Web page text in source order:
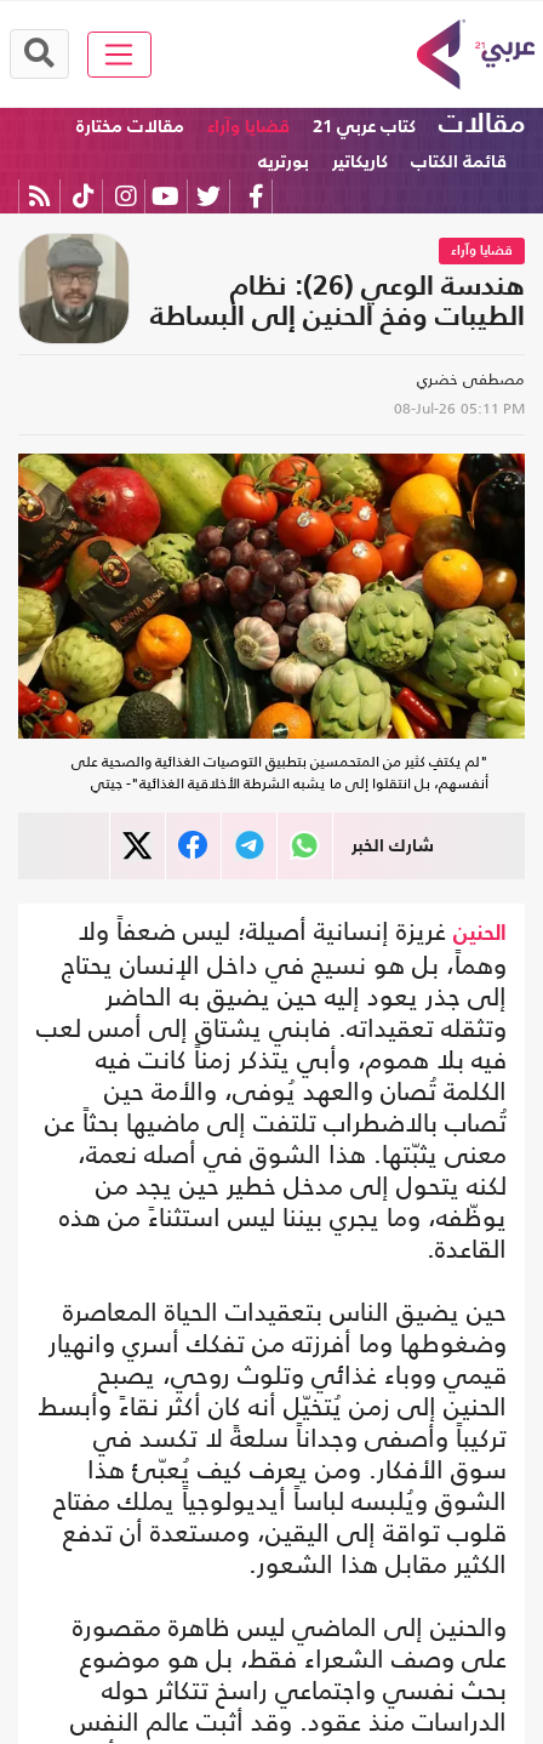
مقالات كتاب عربي 21 قضايا وآراء
مقالات مختارة
قائمة الكتاب
كاريكاتير بورتريه
قضايا وآراء
هندسة الوعي (26): نظام
الطيبات وفخ الحنين إلى البساطة
مصطفى خضري
08-Jul-26 05:11 PM
"لم يكتفِ كثير من المتحمسين بتطبيق التوصيات الغذائية والصحية على
أنفسهم، بل انتقلوا إلى ما يشبه الشرطة الأخلاقية الغذائية"- جيتي
شارك الخبر
الحنين غريزة إنسانية أصيلة؛ ليس ضعفاً ولا
وهماً، بل هو نسيج في داخل الإنسان يحتاج
إلى جذر يعود إليه حين يضيق به الحاضر
وتثقله تعقيداته. فابني يشتاق إلى أمس لعب
فيه بلا هموم، وأبي يتذكر زمناً كانت فيه
الكلمة تُصان والعهد يُوفى، والأمة حين
تُصاب بالاضطراب تلتفت إلى ماضيها بحثاً عن
معنى يثبّتها. هذا الشوق في أصله نعمة،
لكنه يتحول إلى مدخل خطير حين يجد من
يوظّفه، وما يجري بيننا ليس استثناءً من هذه
القاعدة.
حين يضيق الناس بتعقيدات الحياة المعاصرة
وضغوطها وما أفرزته من تفكك أسري وانهيار
قيمي ووباء غذائي وتلوث روحي، يصبح
الحنين إلى زمن يُتخيّل أنه كان أكثر نقاءً وأبسط
تركيباً وأصفى وجداناً سلعةً لا تكسد في
سوق الأفكار. ومن يعرف كيف يُعبّئ هذا
الشوق ويُلبسه لباساً أيديولوجياً يملك مفتاح
قلوب تواقة إلى اليقين، ومستعدة أن تدفع
الكثير مقابل هذا الشعور.
والحنين إلى الماضي ليس ظاهرة مقصورة
على وصف الشعراء فقط، بل هو موضوع
بحث نفسي واجتماعي راسخ تتكاثر حوله
الدراسات منذ عقود. وقد أثبت عالم النفس